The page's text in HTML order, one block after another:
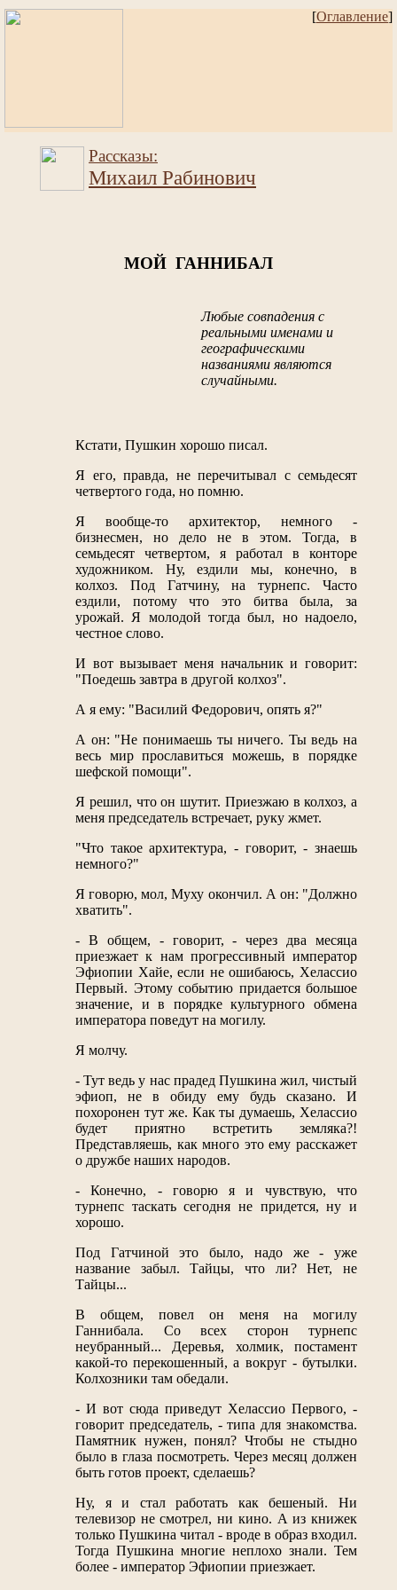
[Оглавление]
Рассказы:
Михаил Рабинович
МОЙ ГАННИБАЛ
Любые совпадения с
реальными именами и
географическими
названиями являются
случайными.
Кстати, Пушкин хорошо писал.
Я его, правда, не перечитывал с семьдесят
четвертого года, но помню.
Я вообще-то архитектор, немного -
бизнесмен, но дело не в этом. Тогда, в
семьдесят четвертом, я работал в конторе
художником. Ну, ездили мы, конечно, в
колхоз. Под Гатчину, на турнепс. Часто
ездили, потому что это битва была, за
урожай. Я молодой тогда был, но надоело,
честное слово.
И вот вызывает меня начальник и говорит:
"Поедешь завтра в другой колхоз".
А я ему: "Василий Федорович, опять я?"
А он: "Не понимаешь ты ничего. Ты ведь на
весь мир прославиться можешь, в порядке
шефской помощи".
Я решил, что он шутит. Приезжаю в колхоз, а
меня председатель встречает, руку жмет.
"Что такое архитектура, - говорит, - знаешь
немного?"
Я говорю, мол, Муху окончил. А он: "Должно
хватить".
- В общем, - говорит, - через два месяца
приезжает к нам прогрессивный император
Эфиопии Хайе, если не ошибаюсь, Хелассио
Первый. Этому событию придается большое
значение, и в порядке культурного обмена
императора поведут на могилу.
Я молчу.
- Тут ведь у нас прадед Пушкина жил, чистый
эфиоп, не в обиду ему будь сказано. И
похоронен тут же. Как ты думаешь, Хелассио
будет приятно встретить земляка?!
Представляешь, как много это ему расскажет
о дружбе наших народов.
- Конечно, - говорю я и чувствую, что
турнепс таскать сегодня не придется, ну и
хорошо.
Под Гатчиной это было, надо же - уже
название забыл. Тайцы, что ли? Нет, не
Тайцы...
В общем, повел он меня на могилу
Ганнибала. Со всех сторон турнепс
неубранный... Деревья, холмик, постамент
какой-то перекошенный, а вокруг - бутылки.
Колхозники там обедали.
- И вот сюда приведут Хелассио Первого, -
говорит председатель, - типа для знакомства.
Памятник нужен, понял? Чтобы не стыдно
было в глаза посмотреть. Через месяц должен
быть готов проект, сделаешь?
Ну, я и стал работать как бешеный. Ни
телевизор не смотрел, ни кино. А из книжек
только Пушкина читал - вроде в образ входил.
Тогда Пушкина многие неплохо знали. Тем
более - император Эфиопии приезжает.